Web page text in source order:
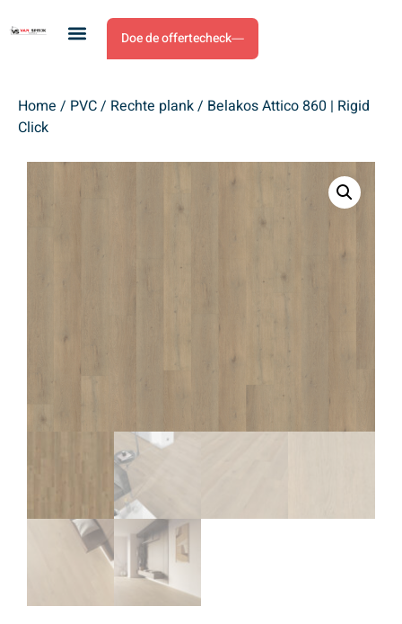
Doe de offertecheck
Home / PVC/ Rechte plank/ Belakos Attico 860 | Rigid
Click